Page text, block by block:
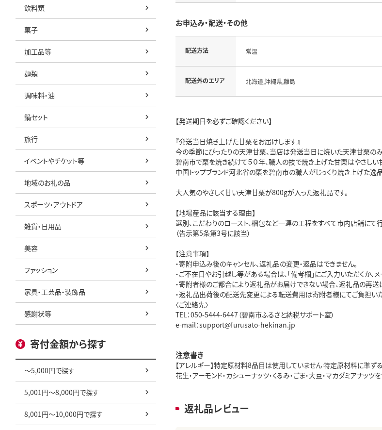
飲料類
菓子
加工品等
麺類
調味料・油
鍋セット
旅行
イベントやチケット等
地域のお礼の品
スポーツ・アウトドア
雑貨・日用品
美容
ファッション
家具・工芸品・装飾品
感謝状等
寄付金額から探す
～5,000円で探す
5,001円～8,000円で探す
8,001円～10,000円で探す
お申込み・配送・その他
配送方法 常温
配送外のエリア 北海道,沖縄県,離島
【発送期日を必ずご確認ください】
『発送当日焼き上げた甘栗をお届けします』
今の季節にぴったりの天津甘栗、当店は発送当日に焼いた天津甘栗のみ
碧南市で栗を焼き続けて５０年、職人の技で焼き上げた甘栗はやさし
中国トップブランド河北省の栗を碧南市の職人がじっくり焼き上げた逸品
大人気のやさしく甘い天津甘栗が800gが入った返礼品です。
【地場産品に該当する理由】
選別、こだわりのロースト、梱包など一連の工程をすべて市内店舗にて行
（告示第5条第3号に該当）
【注意事項】
・寄附申込み後のキャンセル、返礼品の変更・返品はできません。
・ご不在日やお引越し等がある場合は、「備考欄」にご入力いただくか
・寄附者様のご都合により返礼品がお届けできない場合、返礼品の再送
・返礼品出荷後の配送先変更による転送費用は寄附者様にてご負担いた
〈ご連絡先〉
TEL：050-5444-6447（碧南市ふるさと納税サポート室）
e-mail：support@furusato-hekinan.jp
注意書き
【アレルギー】特定原材料8品目は使用していません 特定原材料に準ず
花生・アーモンド・カシューナッツ・くるみ・ごま・大豆・マカダミアナ
返礼品レビュー